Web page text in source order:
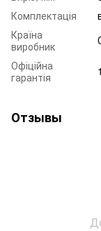
Комплектація
Країна
виробник
Офіційна
гарантія
Отзывы